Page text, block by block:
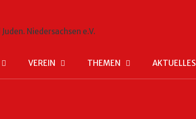
VEREIN THEMEN AKTUELLES